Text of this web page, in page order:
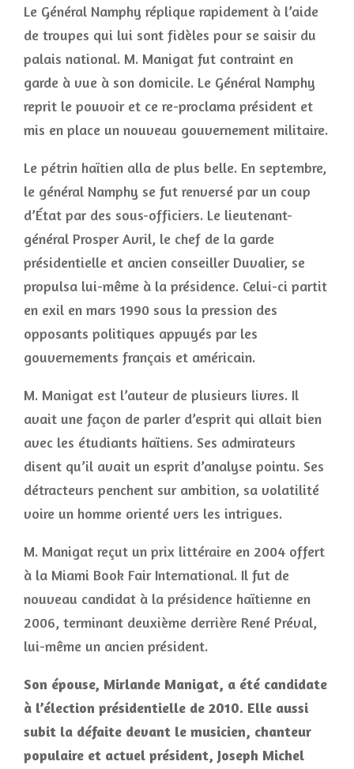
Le Général Namphy réplique rapidement à l’aide
de troupes qui lui sont fidèles pour se saisir du
palais national. M. Manigat fut contraint en
garde à vue à son domicile. Le Général Namphy
reprit le pouvoir et ce re-proclama président et
mis en place un nouveau gouvernement militaire.
Le pétrin haïtien alla de plus belle. En septembre,
le général Namphy se fut renversé par un coup
d’État par des sous-officiers. Le lieutenant-
général Prosper Avril, le chef de la garde
présidentielle et ancien conseiller Duvalier, se
propulsa lui-même à la présidence. Celui-ci partit
en exil en mars 1990 sous la pression des
opposants politiques appuyés par les
gouvernements français et américain.
M. Manigat est l’auteur de plusieurs livres. Il
avait une façon de parler d’esprit qui allait bien
avec les étudiants haïtiens. Ses admirateurs
disent qu’il avait un esprit d’analyse pointu. Ses
détracteurs penchent sur ambition, sa volatilité
voire un homme orienté vers les intrigues.
M. Manigat reçut un prix littéraire en 2004 offert
à la Miami Book Fair International. Il fut de
nouveau candidat à la présidence haïtienne en
2006, terminant deuxième derrière René Préval,
lui-même un ancien président.
Son épouse, Mirlande Manigat, a été candidate
à l’élection présidentielle de 2010. Elle aussi
subit la défaite devant le musicien, chanteur
populaire et actuel président, Joseph Michel